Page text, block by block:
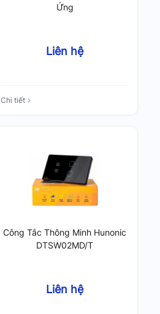
Ứng
Liên hệ
Chi tiết
Công Tắc Thông Minh Hunonic
DTSW02MD/T
Liên hệ